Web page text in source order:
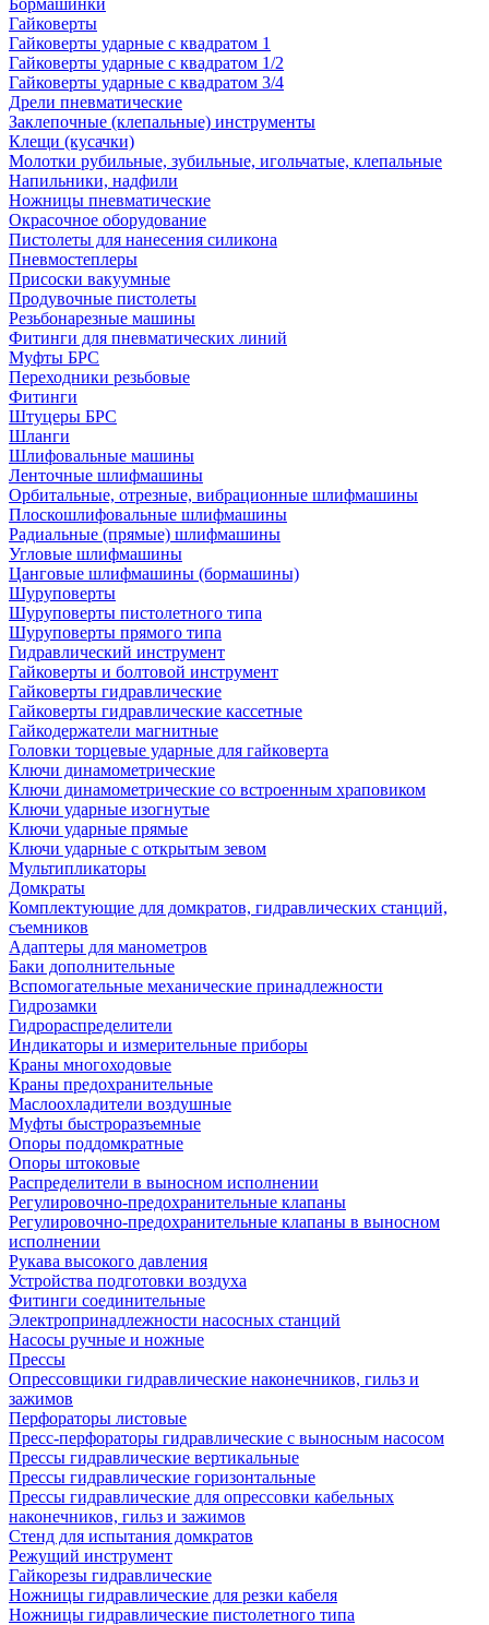
Бормашинки
Гайковерты
Гайковерты ударные с квадратом 1
Гайковерты ударные с квадратом 1/2
Гайковерты ударные с квадратом 3/4
Дрели пневматические
Заклепочные (клепальные) инструменты
Клещи (кусачки)
Молотки рубильные, зубильные, игольчатые, клепальные
Напильники, надфили
Ножницы пневматические
Окрасочное оборудование
Пистолеты для нанесения силикона
Пневмостеплеры
Присоски вакуумные
Продувочные пистолеты
Резьбонарезные машины
Фитинги для пневматических линий
Муфты БРС
Переходники резьбовые
Фитинги
Штуцеры БРС
Шланги
Шлифовальные машины
Ленточные шлифмашины
Орбитальные, отрезные, вибрационные шлифмашины
Плоскошлифовальные шлифмашины
Радиальные (прямые) шлифмашины
Угловые шлифмашины
Цанговые шлифмашины (бормашины)
Шуруповерты
Шуруповерты пистолетного типа
Шуруповерты прямого типа
Гидравлический инструмент
Гайковерты и болтовой инструмент
Гайковерты гидравлические
Гайковерты гидравлические кассетные
Гайкодержатели магнитные
Головки торцевые ударные для гайковерта
Ключи динамометрические
Ключи динамометрические со встроенным храповиком
Ключи ударные изогнутые
Ключи ударные прямые
Ключи ударные с открытым зевом
Мультипликаторы
Домкраты
Комплектующие для домкратов, гидравлических станций,
съемников
Адаптеры для манометров
Баки дополнительные
Вспомогательные механические принадлежности
Гидрозамки
Гидрораспределители
Индикаторы и измерительные приборы
Краны многоходовые
Краны предохранительные
Маслоохладители воздушные
Муфты быстроразъемные
Опоры поддомкратные
Опоры штоковые
Распределители в выносном исполнении
Регулировочно-предохранительные клапаны
Регулировочно-предохранительные клапаны в выносном
исполнении
Рукава высокого давления
Устройства подготовки воздуха
Фитинги соединительные
Электропринадлежности насосных станций
Насосы ручные и ножные
Прессы
Опрессовщики гидравлические наконечников, гильз и
зажимов
Перфораторы листовые
Пресс-перфораторы гидравлические с выносным насосом
Прессы гидравлические вертикальные
Прессы гидравлические горизонтальные
Прессы гидравлические для опрессовки кабельных
наконечников, гильз и зажимов
Стенд для испытания домкратов
Режущий инструмент
Гайкорезы гидравлические
Ножницы гидравлические для резки кабеля
Ножницы гидравлические пистолетного типа